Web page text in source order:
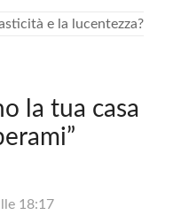
e la lucentezza?
la tua casa
”
18:17